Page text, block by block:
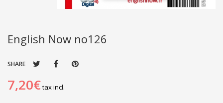
English Now no126
SHARE
7,20€tax incl.